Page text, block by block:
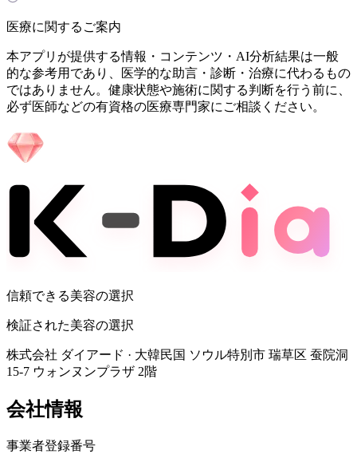
医療に関するご案内
本アプリが提供する情報・コンテンツ・AI分析結果は一般
的な参考用であり、医学的な助言・診断・治療に代わるもの
ではありません。健康状態や施術に関する判断を行う前に、
必ず医師などの有資格の医療専門家にご相談ください。
信頼できる美容の選択
検証された美容の選択
株式会社 ダイアード · 大韓民国 ソウル特別市 瑞草区 蚕院洞
15-7 ウォンヌンプラザ 2階
会社情報
事業者登録番号